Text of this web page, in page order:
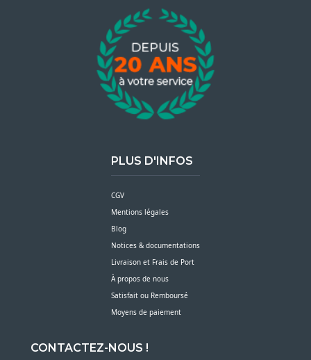
PLUS D'INFOS
CGV
Mentions légales
Blog
Notices & documentations
Livraison et Frais de Port
À propos de nous
Satisfait ou Remboursé
Moyens de paiement
CONTACTEZ-NOUS !